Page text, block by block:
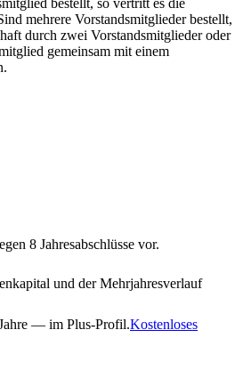
mehrere Vorstandsmitglieder bestellt,
durch zwei Vorstandsmitglieder oder
gemeinsam mit einem
8 Jahresabschlüsse vor.
und der Mehrjahresverlauf
— im Plus-Profil.Kostenloses